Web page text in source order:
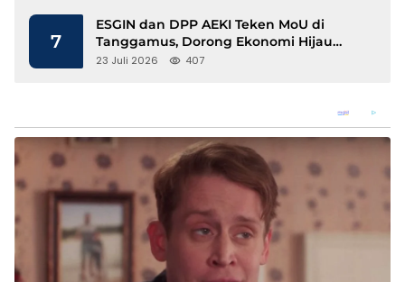
7
ESGIN dan DPP AEKI Teken MoU di
Tanggamus, Dorong Ekonomi Hijau
Berbasis Kopi dan Perdagangan Karbon
23 Juli 2026 407